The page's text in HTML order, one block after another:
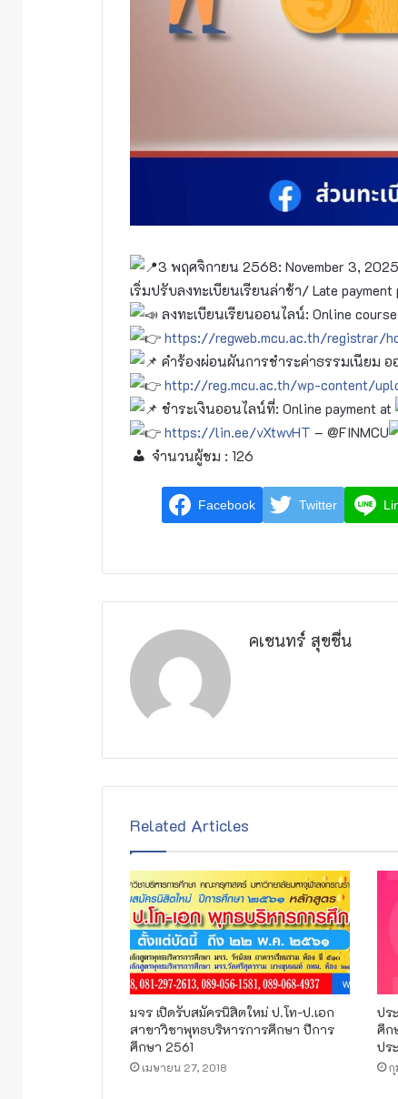
3 พฤศจิกายน 2568: November 3, 2025
เริ่มปรับลงทะเบียนเรียนล่าช้า/ Late payment
ลงทะเบียนเรียนออนไลน์: Online
https://regweb.mcu.ac.th/registrar/
คำร้องผ่อนผันการชำระค่าธรรมเนียม อ
http://reg.mcu.ac.th/wp-content/
ชำระเงินออนไลน์ที่: Online payment at
https://lin.ee/vXtwvHT – @FINMCU
จำนวนผู้ชม : 126
Facebook Twitter
คเชนทร์ สุขชื่น
Related Articles
มจร เปิดรับสมัครนิสิตใหม่ ป.โท-ป.เอก
สาขาวิชาพุทธบริหารการศึกษา ปีการ
ศึกษา 2561
เมษายน 27, 2018
ปร
ศึก
ปร
กุ